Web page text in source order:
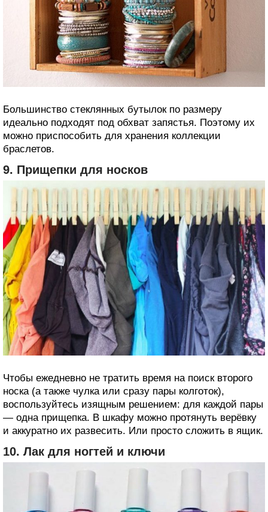
Большинство стеклянных бутылок по размеру
идеально подходят под обхват запястья. Поэтому их
можно приспособить для хранения коллекции
браслетов.
9. Прищепки для носков
Чтобы ежедневно не тратить время на поиск второго
носка (а также чулка или сразу пары колготок),
воспользуйтесь изящным решением: для каждой пары
— одна прищепка. В шкафу можно протянуть верёвку
и аккуратно их развесить. Или просто сложить в ящик.
10. Лак для ногтей и ключи